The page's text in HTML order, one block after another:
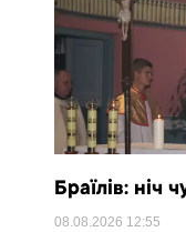
Браїлів: ніч
08.08.2026 12:55